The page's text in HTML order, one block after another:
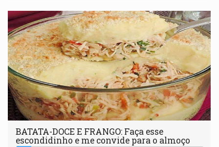
BATATA-DOCE E FRANGO: Faça esse
escondidinho e me convide para o almoço